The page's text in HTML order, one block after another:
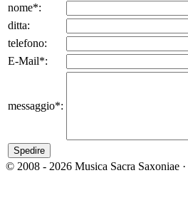
nome*:
ditta:
telefono:
E-Mail*:
messaggio*:
© 2008 - 2026 Musica Sacra Saxoniae ·